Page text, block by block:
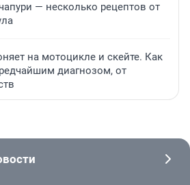
— несколько рецептов от
на мотоцикле и скейте. Как
диагнозом, от